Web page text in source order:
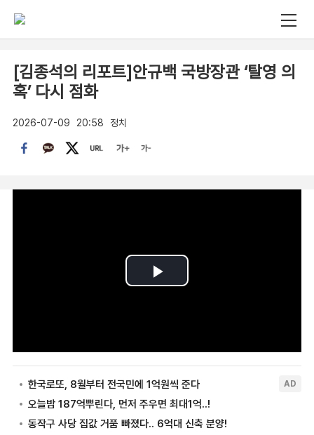
[김종석의 리포트]안규백 국방장관 ‘탈영 의
혹’ 다시 점화
2026-07-09 20:58 정치